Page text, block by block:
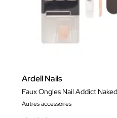
Ardell Nails
Faux Ongles Nail Addict Naked
Autres accessoires